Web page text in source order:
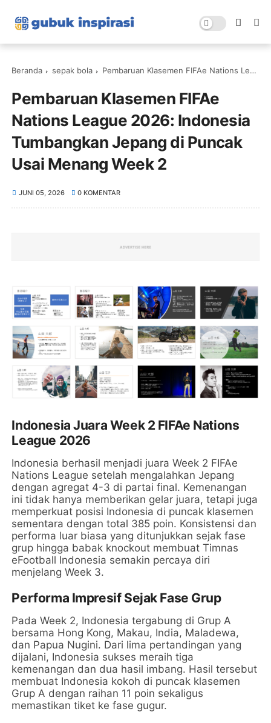
Beranda sepak bola Pembaruan Klasemen FIFAe Nations League 2026: Indonesia Tumbangkan Jepang di Puncak Usai Menang Week 2
Pembaruan Klasemen FIFAe
Nations League 2026: Indonesia
Tumbangkan Jepang di Puncak
Usai Menang Week 2
JUNI 05, 2026 0 KOMENTAR
Indonesia Juara Week 2 FIFAe Nations
League 2026
Indonesia berhasil menjadi juara Week 2 FIFAe
Nations League setelah mengalahkan Jepang
dengan agregat 4-3 di partai final. Kemenangan
ini tidak hanya memberikan gelar juara, tetapi juga
memperkuat posisi Indonesia di puncak klasemen
sementara dengan total 385 poin. Konsistensi dan
performa luar biasa yang ditunjukkan sejak fase
grup hingga babak knockout membuat Timnas
eFootball Indonesia semakin percaya diri
menjelang Week 3.
Performa Impresif Sejak Fase Grup
Pada Week 2, Indonesia tergabung di Grup A
bersama Hong Kong, Makau, India, Maladewa,
dan Papua Nugini. Dari lima pertandingan yang
dijalani, Indonesia sukses meraih tiga
kemenangan dan dua hasil imbang. Hasil tersebut
membuat Indonesia kokoh di puncak klasemen
Grup A dengan raihan 11 poin sekaligus
memastikan tiket ke fase gugur.